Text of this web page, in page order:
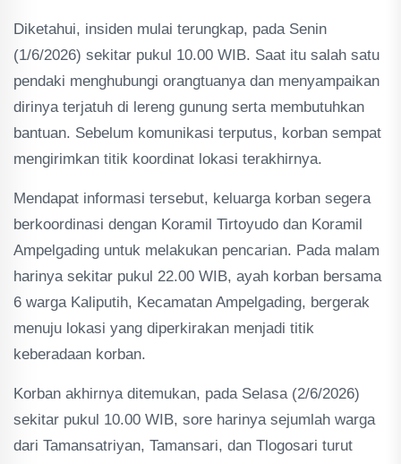
Diketahui, insiden mulai terungkap, pada Senin
(1/6/2026) sekitar pukul 10.00 WIB. Saat itu salah satu
pendaki menghubungi orangtuanya dan menyampaikan
dirinya terjatuh di lereng gunung serta membutuhkan
bantuan. Sebelum komunikasi terputus, korban sempat
mengirimkan titik koordinat lokasi terakhirnya.
Mendapat informasi tersebut, keluarga korban segera
berkoordinasi dengan Koramil Tirtoyudo dan Koramil
Ampelgading untuk melakukan pencarian. Pada malam
harinya sekitar pukul 22.00 WIB, ayah korban bersama
6 warga Kaliputih, Kecamatan Ampelgading, bergerak
menuju lokasi yang diperkirakan menjadi titik
keberadaan korban.
Korban akhirnya ditemukan, pada Selasa (2/6/2026)
sekitar pukul 10.00 WIB, sore harinya sejumlah warga
dari Tamansatriyan, Tamansari, dan Tlogosari turut